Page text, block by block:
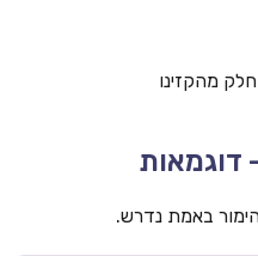
מהקזינו
באמת נדרש.